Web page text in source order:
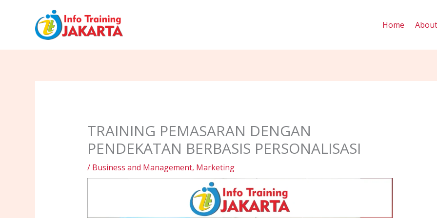
Home About
TRAINING PEMASARAN DENGAN
PENDEKATAN BERBASIS PERSONALISASI
/ Business and Management, Marketing